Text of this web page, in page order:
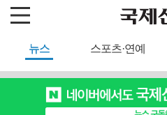
뉴스 스포츠·연예